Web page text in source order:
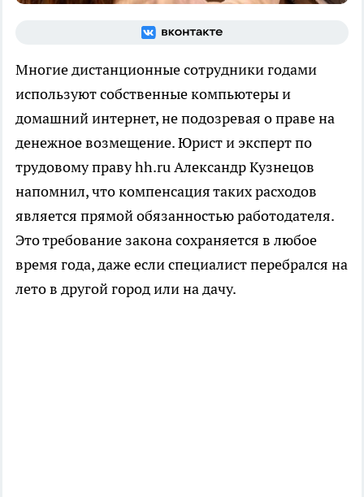
Многие дистанционные сотрудники годами
используют собственные компьютеры и
домашний интернет, не подозревая о праве на
денежное возмещение. Юрист и эксперт по
трудовому праву hh.ru Александр Кузнецов
напомнил, что компенсация таких расходов
является прямой обязанностью работодателя.
Это требование закона сохраняется в любое
время года, даже если специалист перебрался на
лето в другой город или на дачу.